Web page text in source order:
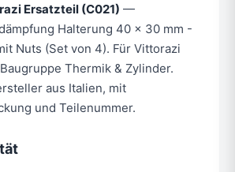
Ersatzteil (C021) —
Halterung 40 x 30 mm -
Nuts (Set von 4). Für Vittorazi
Thermik & Zylinder.
aus Italien, mit
und Teilenummer.